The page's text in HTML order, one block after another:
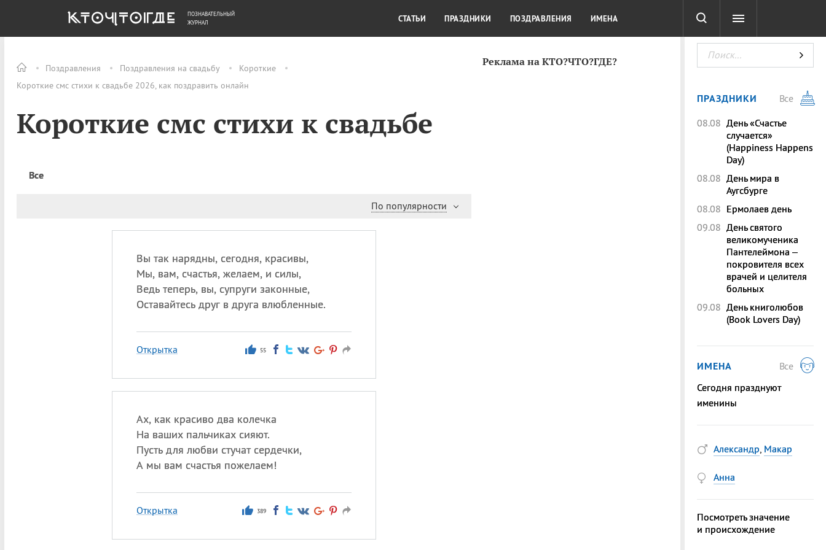
Поздравления Поздравления на свадьбу
Короткие
Короткие смс стихи к свадьбе 2026, как поздравить онлайн
Короткие смс стихи к свадьбе
Все
По популярности
Вы так нарядны, сегодня, красивы,
Мы, вам, счастья, желаем, и силы,
Ведь теперь, вы, супруги законные,
Оставайтесь друг в друга влюбленные.
Открытка 55
Ах, как красиво два колечка
На ваших пальчиках сияют.
Пусть для любви стучат сердечки,
А мы вам счастья пожелаем!
Открытка 389
Реклама на КТО?ЧТО?ГДЕ?
ОБЩЕСТВО ДЕНЬГИ КУЛЬТУРА КРАСОТА ТЕСТЫ
ПОЗНАВАТЕЛЬНЫЙ
ЖУРНАЛ
СТАТЬИ ПРАЗДНИКИ ПОЗДРАВЛЕНИЯ ИМЕНА
ПРАЗДНИКИ
Все
08.08 День «Счастье
случается»
(Happiness Happens
Day)
08.08 День мира в
Аугсбурге
08.08 Ермолаев день
09.08 День святого
великомученика
Пантелеймона –
покровителя всех
врачей и целителя
больных
09.08 День книголюбов
(Book Lovers Day)
ИМЕНА
Все
Сегодня празднуют
именины
Александр, Макар
Анна
Посмотреть значение
и происхождение